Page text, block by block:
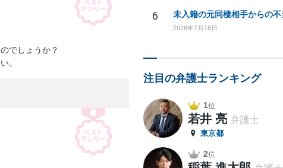
でしょうか？
。
6
2026年7月16日
注目の弁護士ランキング
1位
若井 亮 弁護士
東京都
2位